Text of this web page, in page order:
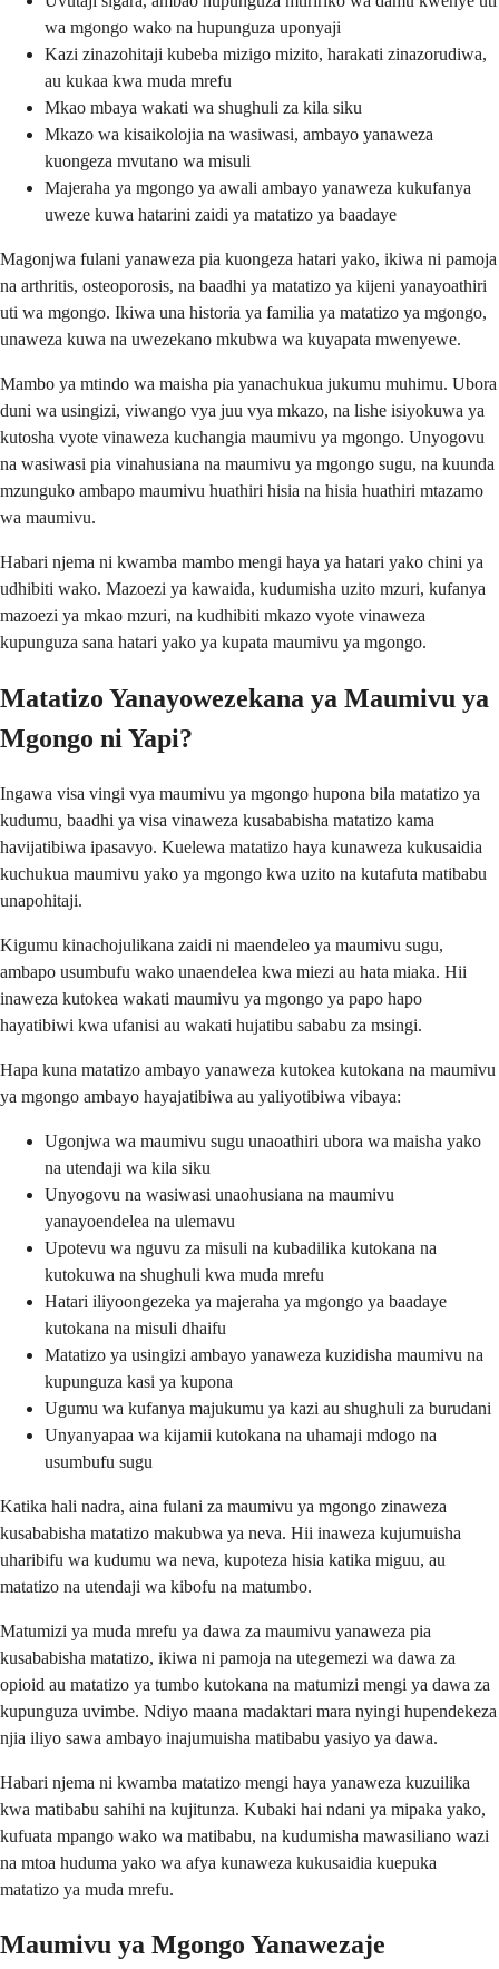
wa mgongo wako na hupunguza uponyaji
Kazi zinazohitaji kubeba mizigo mizito, harakati zinazorudiwa,
au kukaa kwa muda mrefu
Mkao mbaya wakati wa shughuli za kila siku
Mkazo wa kisaikolojia na wasiwasi, ambayo yanaweza
kuongeza mvutano wa misuli
Majeraha ya mgongo ya awali ambayo yanaweza kukufanya
uweze kuwa hatarini zaidi ya matatizo ya baadaye
Magonjwa fulani yanaweza pia kuongeza hatari yako, ikiwa ni pamoja
na arthritis, osteoporosis, na baadhi ya matatizo ya kijeni yanayoathiri
uti wa mgongo. Ikiwa una historia ya familia ya matatizo ya mgongo,
unaweza kuwa na uwezekano mkubwa wa kuyapata mwenyewe.
Mambo ya mtindo wa maisha pia yanachukua jukumu muhimu. Ubora
duni wa usingizi, viwango vya juu vya mkazo, na lishe isiyokuwa ya
kutosha vyote vinaweza kuchangia maumivu ya mgongo. Unyogovu
na wasiwasi pia vinahusiana na maumivu ya mgongo sugu, na kuunda
mzunguko ambapo maumivu huathiri hisia na hisia huathiri mtazamo
wa maumivu.
Habari njema ni kwamba mambo mengi haya ya hatari yako chini ya
udhibiti wako. Mazoezi ya kawaida, kudumisha uzito mzuri, kufanya
mazoezi ya mkao mzuri, na kudhibiti mkazo vyote vinaweza
kupunguza sana hatari yako ya kupata maumivu ya mgongo.
Matatizo Yanayowezekana ya Maumivu ya
Mgongo ni Yapi?
Ingawa visa vingi vya maumivu ya mgongo hupona bila matatizo ya
kudumu, baadhi ya visa vinaweza kusababisha matatizo kama
havijatibiwa ipasavyo. Kuelewa matatizo haya kunaweza kukusaidia
kuchukua maumivu yako ya mgongo kwa uzito na kutafuta matibabu
unapohitaji.
Kigumu kinachojulikana zaidi ni maendeleo ya maumivu sugu,
ambapo usumbufu wako unaendelea kwa miezi au hata miaka. Hii
inaweza kutokea wakati maumivu ya mgongo ya papo hapo
hayatibiwi kwa ufanisi au wakati hujatibu sababu za msingi.
Hapa kuna matatizo ambayo yanaweza kutokea kutokana na maumivu
ya mgongo ambayo hayajatibiwa au yaliyotibiwa vibaya:
Ugonjwa wa maumivu sugu unaoathiri ubora wa maisha yako
na utendaji wa kila siku
Unyogovu na wasiwasi unaohusiana na maumivu
yanayoendelea na ulemavu
Upotevu wa nguvu za misuli na kubadilika kutokana na
kutokuwa na shughuli kwa muda mrefu
Hatari iliyoongezeka ya majeraha ya mgongo ya baadaye
kutokana na misuli dhaifu
Matatizo ya usingizi ambayo yanaweza kuzidisha maumivu na
kupunguza kasi ya kupona
Ugumu wa kufanya majukumu ya kazi au shughuli za burudani
Unyanyapaa wa kijamii kutokana na uhamaji mdogo na
usumbufu sugu
Katika hali nadra, aina fulani za maumivu ya mgongo zinaweza
kusababisha matatizo makubwa ya neva. Hii inaweza kujumuisha
uharibifu wa kudumu wa neva, kupoteza hisia katika miguu, au
matatizo na utendaji wa kibofu na matumbo.
Matumizi ya muda mrefu ya dawa za maumivu yanaweza pia
kusababisha matatizo, ikiwa ni pamoja na utegemezi wa dawa za
opioid au matatizo ya tumbo kutokana na matumizi mengi ya dawa za
kupunguza uvimbe. Ndiyo maana madaktari mara nyingi hupendekeza
njia iliyo sawa ambayo inajumuisha matibabu yasiyo ya dawa.
Habari njema ni kwamba matatizo mengi haya yanaweza kuzuilika
kwa matibabu sahihi na kujitunza. Kubaki hai ndani ya mipaka yako,
kufuata mpango wako wa matibabu, na kudumisha mawasiliano wazi
na mtoa huduma yako wa afya kunaweza kukusaidia kuepuka
matatizo ya muda mrefu.
Maumivu ya Mgongo Yanawezaje